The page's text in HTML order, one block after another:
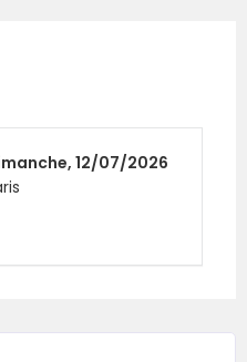
– 34970 Lattes
12/07/2026